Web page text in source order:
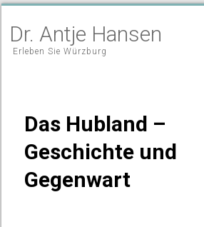
Dr. Antje Hansen
Erleben Sie Würzburg
Das Hubland –
Geschichte und
Gegenwart